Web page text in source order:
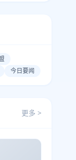
今日要闻
更多 >